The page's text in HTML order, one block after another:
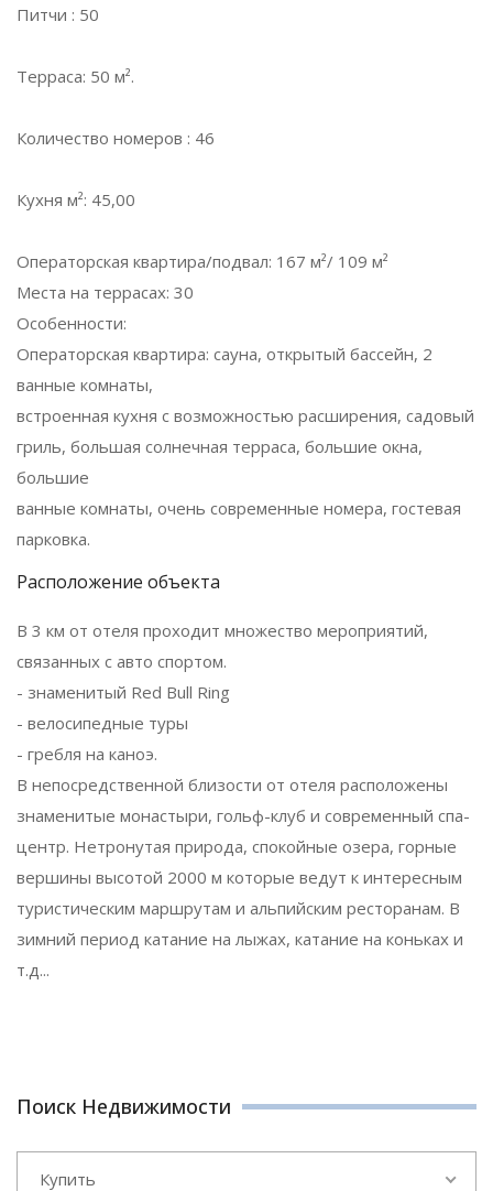
Питчи : 50
Терраса: 50 м².
Количество номеров : 46
Кухня м²: 45,00
Операторская квартира/подвал: 167 м²/ 109 м²
Места на террасах: 30
Особенности:
Операторская квартира: сауна, открытый бассейн, 2
ванные комнаты,
встроенная кухня с возможностью расширения, садовый
гриль, большая солнечная терраса, большие окна,
большие
ванные комнаты, очень современные номера, гостевая
парковка.
Расположение объекта
В 3 км от отеля проходит множество мероприятий,
связанных с авто спортом.
- знаменитый Red Bull Ring
- велосипедные туры
- гребля на каноэ.
В непосредственной близости от отеля расположены
знаменитые монастыри, гольф-клуб и современный спа-
центр. Нетронутая природа, спокойные озера, горные
вершины высотой 2000 м которые ведут к интересным
туристическим маршрутам и альпийским ресторанам. В
зимний период катание на лыжах, катание на коньках и
т.д...
Поиск Недвижимости
Купить